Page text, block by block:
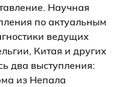
Научная
по актуальным
ведущих
Китая и других
два выступления:
из Непала